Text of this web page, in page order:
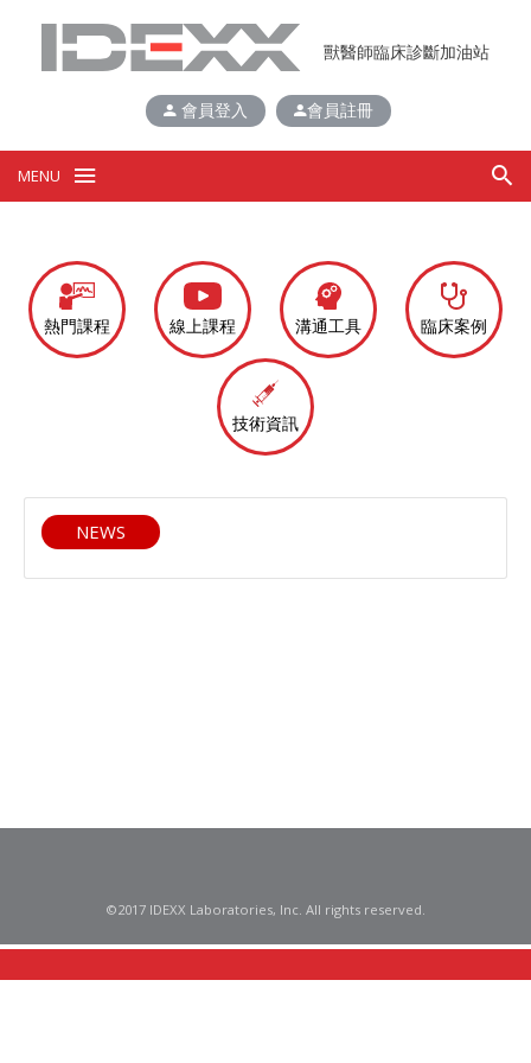
獸醫師臨床診斷加油站
會員登入 會員註冊
MENU 搜尋
熱門課程 線上課程 溝通工具 臨床案例
技術資訊
NEWS
©2017 IDEXX Laboratories, Inc. All rights reserved.